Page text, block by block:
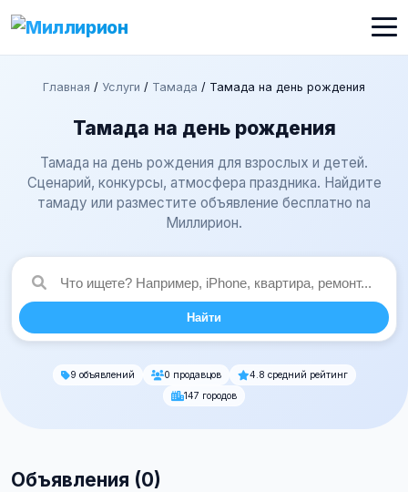
Главная / Услуги / Тамада / Тамада на день рождения
Тамада на день рождения
Тамада на день рождения для взрослых и детей.
Сценарий, конкурсы, атмосфера праздника. Найдите
тамаду или разместите объявление бесплатно na
Миллирион.
Найти
9 объявлений 0 продавцов
4.8 средний рейтинг
147 городов
Объявления (0)